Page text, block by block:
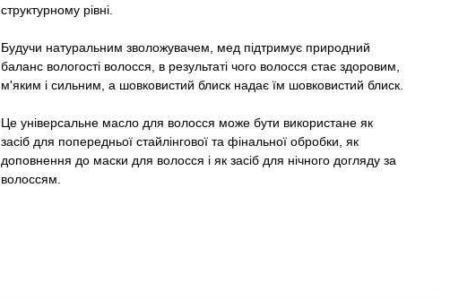
структурному рівні.
Будучи натуральним зволожувачем, мед підтримує природний
баланс вологості волосся, в результаті чого волосся стає здоровим,
м'яким і сильним , а шовковистий блиск надає їм шовковистий блиск.
Це універсальне масло для волосся може бути використане як
засіб для попередньої стайлінгової та фінальної обробки , як
доповнення до маски для волосся і як засіб для нічного догляду за
волоссям.